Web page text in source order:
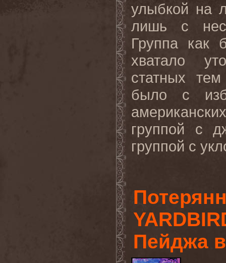
улыбкой на
лишь с
Группа как
хватало
статных
было с
группой с
группой с
Пейджа